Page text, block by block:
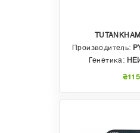
Производитель:
Генетика: